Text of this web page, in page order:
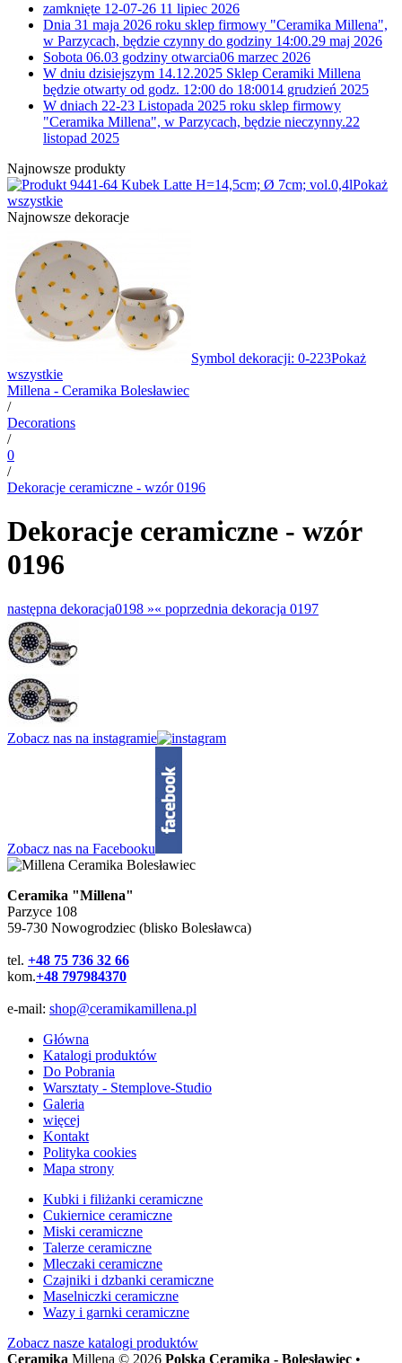
zamknięte 12-07-26 11 lipiec 2026
Dnia 31 maja 2026 roku sklep firmowy "Ceramika Millena",
w Parzycach, będzie czynny do godziny 14:00.29 maj 2026
Sobota 06.03 godziny otwarcia06 marzec 2026
W dniu dzisiejszym 14.12.2025 Sklep Ceramiki Millena
będzie otwarty od godz. 12:00 do 18:0014 grudzień 2025
W dniach 22-23 Listopada 2025 roku sklep firmowy
"Ceramika Millena", w Parzycach, będzie nieczynny.22
listopad 2025
Najnowsze produkty
1-64 Kubek Latte H=14,5cm; Ø 7cm; vol.0,4lPokaż
wszystkie
Najnowsze dekoracje
Symbol dekoracji: 0-223Pokaż
wszystkie
Millena - Ceramika Bolesławiec
/
Decorations
/
0
/
Dekoracje ceramiczne - wzór 0196
Dekoracje ceramiczne - wzór
0196
następna dekoracja0198 »« poprzednia dekoracja 0197
Zobacz nas na instagramie
Zobacz nas na Facebooku
Ceramika "Millena"
Parzyce 108
59-730 Nowogrodziec (blisko Bolesławca)
tel. +48 75 736 32 66
kom.+48 797984370
e-mail: shop@ceramikamillena.pl
Główna
Katalogi produktów
Do Pobrania
Warsztaty - Stemplove-Studio
Galeria
więcej
Kontakt
Polityka cookies
Mapa strony
Kubki i filiżanki ceramiczne
Cukiernice ceramiczne
Miski ceramiczne
Talerze ceramiczne
Mleczaki ceramiczne
Czajniki i dzbanki ceramiczne
Maselniczki ceramiczne
Wazy i garnki ceramiczne
Zobacz nasze katalogi produktów
Ceramika Millena © 2026 Polska Ceramika - Bolesławiec •